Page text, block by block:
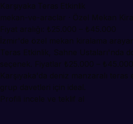
Karşıyaka Teras Etkinlik
mekan-ve-araclar · Özel Mekan
Fiyat aralığı: ₺25.000 – ₺45.000
İzmir'de özel mekan kiralama
Teras Etkinlik, Sahne Ustaları'nda
seçenek. Fiyatlar ₺25.000 – ₺45.000
Karşıyaka'da deniz manzaralı teras
grup davetleri için ideal.
Profili incele ve teklif al